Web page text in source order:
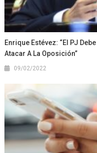
Enrique Estévez: “El PJ
Atacar A La Oposición”
09/02/2022